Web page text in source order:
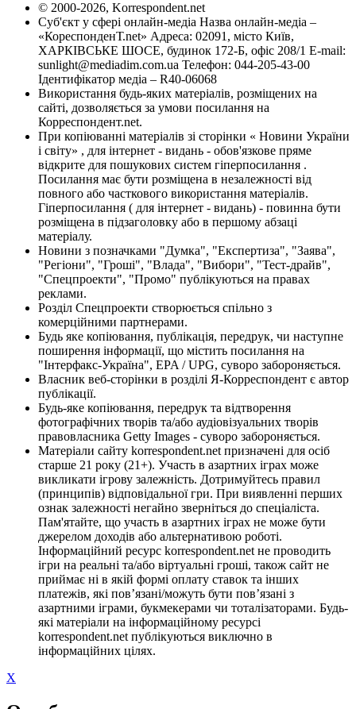
© 2000-2026, Korrespondent.net
Суб'єкт у сфері онлайн-медіа Назва онлайн-медіа –
«КореспонденТ.net» Адреса: 02091, місто Київ,
ХАРКІВСЬКЕ ШОСЕ, будинок 172-Б, офіс 208/1 E-mail:
sunlight@mediadim.com.ua Телефон: 044-205-43-00
Ідентифікатор медіа – R40-06068
Використання будь-яких матеріалів, розміщених на
сайті, дозволяється за умови посилання на
Корреспондент.net.
При копіюванні матеріалів зі сторінки « Новини України
і світу» , для інтернет - видань - обов'язкове пряме
відкрите для пошукових систем гіперпосилання .
Посилання має бути розміщена в незалежності від
повного або часткового використання матеріалів.
Гіперпосилання ( для інтернет - видань) - повинна бути
розміщена в підзаголовку або в першому абзаці
матеріалу.
Новини з позначками "Думка", "Експертиза", "Заява",
"Регіони", "Гроші", "Влада", "Вибори", "Тест-драйв",
"Спецпроекти", "Промо" публікуються на правах
реклами.
Розділ Спецпроекти створюється спільно з
комерційними партнерами.
Будь яке копіювання, публікація, передрук, чи наступне
поширення інформації, що містить посилання на
"Інтерфакс-Україна", EPA / UPG, суворо забороняється.
Власник веб-сторінки в розділі Я-Корреспондент є автор
публікації.
Будь-яке копіювання, передрук та відтворення
фотографічних творів та/або аудіовізуальних творів
правовласника Getty Images - суворо забороняється.
Матеріали сайту korrespondent.net призначені для осіб
старше 21 року (21+). Участь в азартних іграх може
викликати ігрову залежність. Дотримуйтесь правил
(принципів) відповідальної гри. При виявленні перших
ознак залежності негайно зверніться до спеціаліста.
Пам'ятайте, що участь в азартних іграх не може бути
джерелом доходів або альтернативою роботі.
Інформаційний ресурс korrespondent.net не проводить
ігри на реальні та/або віртуальні гроші, також сайт не
приймає ні в якій формі оплату ставок та інших
платежів, які пов’язані/можуть бути пов’язані з
азартними іграми, букмекерами чи тоталізаторами. Будь-
які матеріали на інформаційному ресурсі
korrespondent.net публікуються виключно в
інформаційних цілях.
X